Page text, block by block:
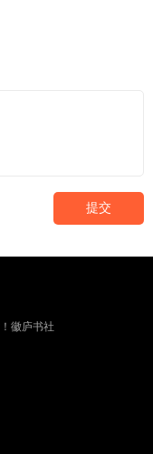
提交
徽庐书社